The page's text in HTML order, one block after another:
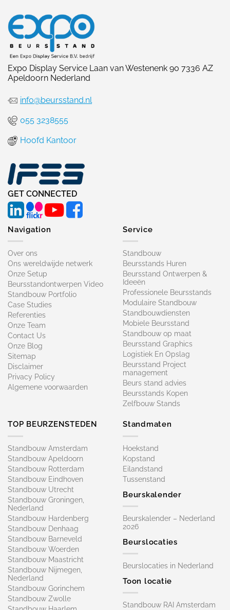
Expo Display Service Laan van Westenenk 90 7336 AZ
Apeldoorn Nederland
info@beursstand.nl
055 3238555
Hoofd Kantoor
GET CONNECTED
Navigation
Over ons
Ons wereldwijde netwerk
Onze Setup
Beursstandontwerpen Video
Standbouw Portfolio
Case Studies
Referenties
Onze Team
Contact Us
Onze Blog
Sitemap
Disclaimer
Privacy Policy
Algemene voorwaarden
Service
Standbouw
Beursstands Huren
Beursstand Ontwerpen &
Ideeën
Professionele Beursstands
Modulaire Standbouw
Standbouwdiensten
Mobiele Beursstand
Standbouw op maat​
Beursstand Graphics
Logistiek En Opslag
Beursstand Project
management
Beurs stand advies
Beursstands Kopen
Zelfbouw Stands
TOP BEURZENSTEDEN
Standbouw Amsterdam
Standbouw Apeldoorn
Standbouw Rotterdam
Standbouw Eindhoven
Standbouw Utrecht
Standbouw Groningen,
Nederland
Standbouw Hardenberg
Standbouw Denhaag
Standbouw Barneveld
Standbouw Woerden
Standbouw Maastricht
Standbouw Nijmegen,
Nederland
Standbouw Gorinchem
Standbouw Zwolle
Standmaten
Hoekstand
Kopstand
Eilandstand
Tussenstand
Beurskalender
Beurskalender – Nederland
2026
Beurslocaties
Beurslocaties in Nederland
Toon locatie
Standbouw RAI Amsterdam